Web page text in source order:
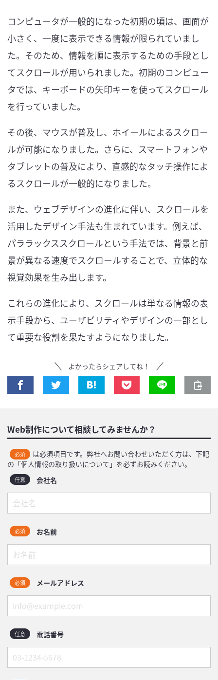
コンピュータが一般的になった初期の頃は、画面が
小さく、一度に表示できる情報が限られていまし
た。そのため、情報を順に表示するための手段とし
てスクロールが用いられました。初期のコンピュー
タでは、キーボードの矢印キーを使ってスクロール
を行っていました。
その後、マウスが普及し、ホイールによるスクロー
ルが可能になりました。さらに、スマートフォンや
タブレットの普及により、直感的なタッチ操作によ
るスクロールが一般的になりました。
また、ウェブデザインの進化に伴い、スクロールを
活用したデザイン手法も生まれています。例えば、
パララックススクロールという手法では、背景と前
景が異なる速度でスクロールすることで、立体的な
視覚効果を生み出します。
これらの進化により、スクロールは単なる情報の表
示手段から、ユーザビリティやデザインの一部とし
て重要な役割を果たすようになりました。
よかったらシェアしてね！
Web制作について相談してみませんか？
必須
は必須項目です。弊社へお問い合わせいただく方は、下記
の「個人情報の取り扱いについて」を必ずお読みください。
会社名
任意
お名前
必須
メールアドレス
必須
電話番号
任意